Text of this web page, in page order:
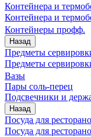
Контейнера и
Контейнера и
Контейнеры профф.
Назад
Предметы
Предметы
Вазы
Пары соль-перец
Подсвечники и
Назад
Посуда для
Посуда для